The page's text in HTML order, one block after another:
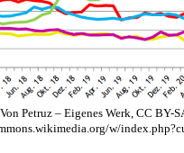
Von Petruz – Eigenes Werk, CC BY-
w/